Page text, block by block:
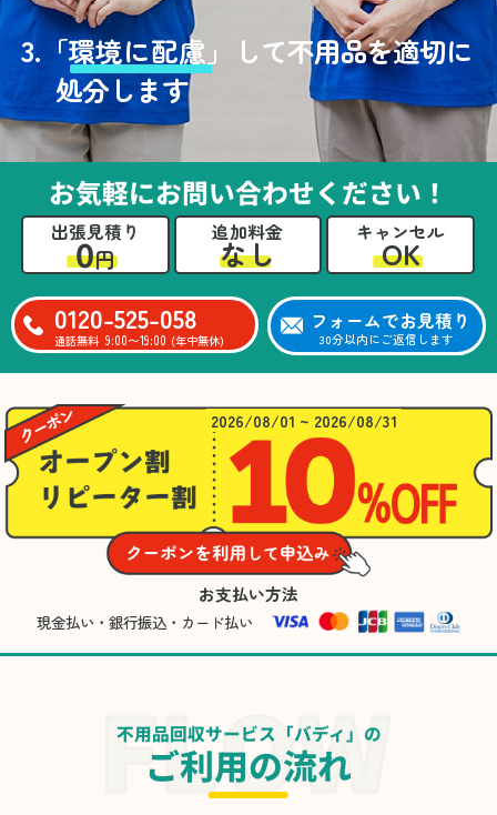
3. 「環境に配慮」
して不用品を適切に
処分します
お気軽にお問い合わせください！
出張見積り
0円
追加料金
なし
キャンセル
OK
0120-525-058
通話無料 9:00〜19:00 (年中無休)
フォームでお見積り
30分以内にご返信します
2026/08/01 ~ 2026/08/31
お支払い方法
現金払い・銀行振込・カード払い
不用品回収サービス「バディ」の
ご利用の流れ